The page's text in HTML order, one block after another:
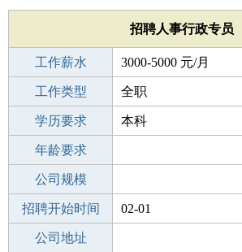
招聘人事行政专员
工作薪水 3000-5000 元/月
招聘人数 1人
工作类型 全职
性别要求 -
学历要求 本科
工作经验
年龄要求
工作地点
公司规模
公司电话
招聘开始时间 02-01
招聘结束时间
公司地址